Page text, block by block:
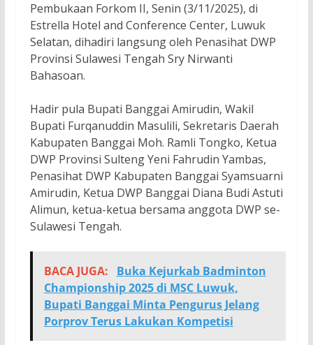
Pembukaan Forkom II, Senin (3/11/2025), di
Estrella Hotel and Conference Center, Luwuk
Selatan, dihadiri langsung oleh Penasihat DWP
Provinsi Sulawesi Tengah Sry Nirwanti
Bahasoan.
Hadir pula Bupati Banggai Amirudin, Wakil
Bupati Furqanuddin Masulili, Sekretaris Daerah
Kabupaten Banggai Moh. Ramli Tongko, Ketua
DWP Provinsi Sulteng Yeni Fahrudin Yambas,
Penasihat DWP Kabupaten Banggai Syamsuarni
Amirudin, Ketua DWP Banggai Diana Budi Astuti
Alimun, ketua-ketua bersama anggota DWP se-
Sulawesi Tengah.
BACA JUGA:
Buka Kejurkab Badminton
Championship 2025 di MSC Luwuk,
Bupati Banggai Minta Pengurus Jelang
Porprov Terus Lakukan Kompetisi